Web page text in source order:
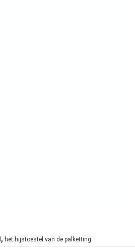
, het hijstoestel van de palketting